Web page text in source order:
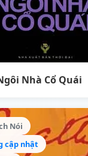
Nhà Cổ Quái
Nói
cập nhật